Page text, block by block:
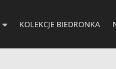
KOLEKCJE BIEDRONKA